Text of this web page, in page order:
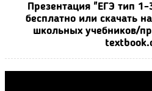
Презентация "ЕГЭ тип
бесплатно или скачать
школьных учебников/